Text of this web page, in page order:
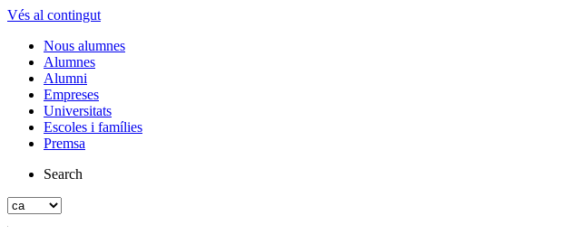
Vés al contingut
Nous alumnes
Alumnes
Alumni
Empreses
Universitats
Escoles i famílies
Premsa
Search